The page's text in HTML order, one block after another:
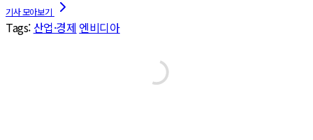
Tags: 산업·경제 엔비디아